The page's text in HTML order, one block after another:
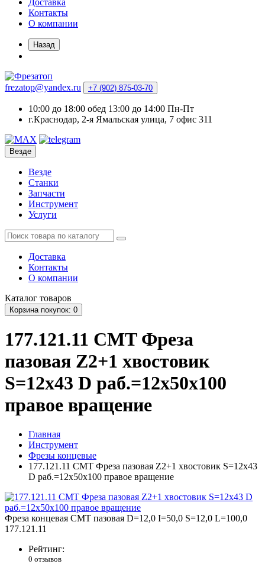
Доставка
Контакты
О компании
Назад
frezatop@yandex.ru +7 (902) 875-03-70
10:00 до 18:00 обед 13:00 до 14:00 Пн-Пт
г.Краснодар, 2-я Ямальская улица, 7 офис 311
Везде
Везде
Станки
Запчасти
Инструмент
Услуги
Доставка
Контакты
О компании
Каталог товаров
Корзинапокупок: 0
177.121.11 CMT Фреза
пазовая Z2+1 хвостовик
S=12x43 D раб.=12x50x100
правое вращение
Главная
Инструмент
Фрезы концевые
177.121.11 CMT Фреза пазовая Z2+1 хвостовик S=12x43
D раб.=12x50x100 правое вращение
Фреза концевая CMT пазовая D=12,0 I=50,0 S=12,0 L=100,0
177.121.11
Рейтинг:
0 отзывов